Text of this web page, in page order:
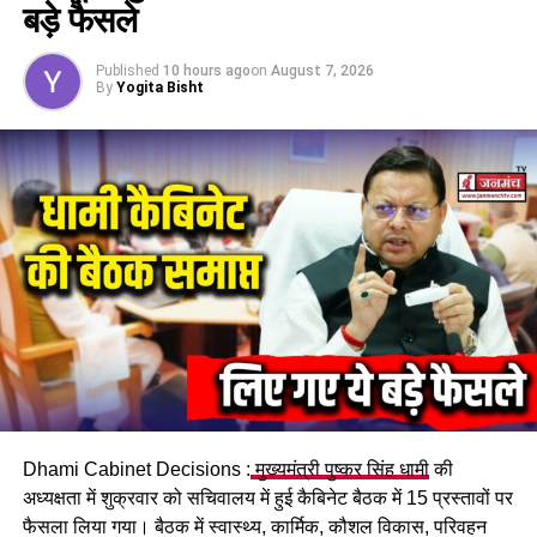
RELATED TOPICS:
UTTARAKHAND
UTTARAKHAND SAMACHAR
UP NEXT
डीएम ने हल्द्वानी RTO दफ्तर में मारा छापा, जिलाधिकारी के पहुंचते ही
कार्यालय में हड़कंप, देखें वीडियो
DON'T MISS
कल देहरादून के परेड ग्राउंड में होगी महापंचायत, अंकिता भंडारी को
न्याय दिलाने के लिए सभी दल एकजुट
बड़े फैसले
Published 10 hours agoon August 7, 2026
By Yogita Bisht
Dhami Cabinet Decisions : मुख्यमंत्री पुष्कर सिंह धामीकी
अध्यक्षता में शुक्रवार को सचिवालय में हुई कैबिनेट बैठक में 15 प्रस्तावों पर
फैसला लिया गया। बैठक में स्वास्थ्य, कार्मिक, कौशल विकास, परिवहन